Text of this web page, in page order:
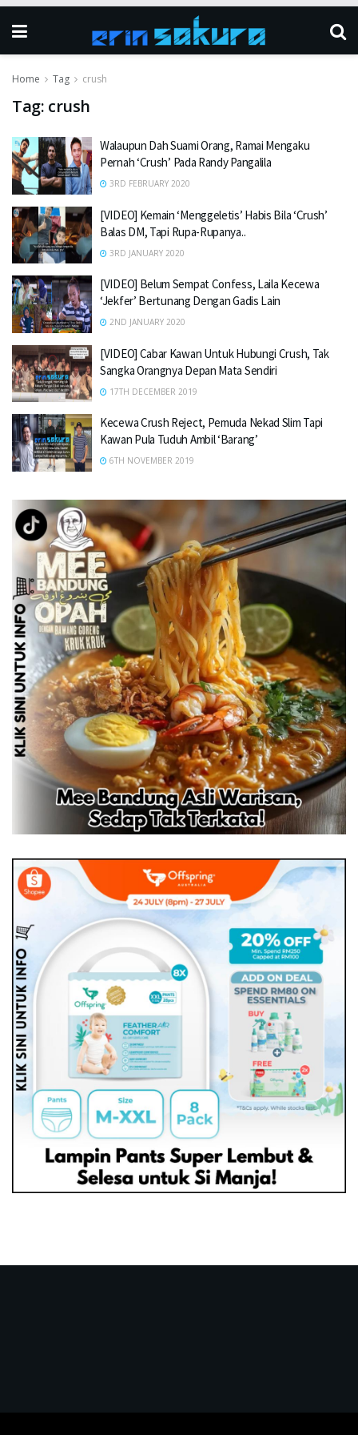
Home Tag crush
Tag: crush
Walaupun Dah Suami Orang, Ramai Mengaku
Pernah ‘Crush’ Pada Randy Pangalila
3RD FEBRUARY 2020
[VIDEO] Kemain ‘Menggeletis’ Habis Bila ‘Crush’
Balas DM, Tapi Rupa-Rupanya..
3RD JANUARY 2020
[VIDEO] Belum Sempat Confess, Laila Kecewa
‘Jekfer’ Bertunang Dengan Gadis Lain
2ND JANUARY 2020
[VIDEO] Cabar Kawan Untuk Hubungi Crush, Tak
Sangka Orangnya Depan Mata Sendiri
17TH DECEMBER 2019
Kecewa Crush Reject, Pemuda Nekad Slim Tapi
Kawan Pula Tuduh Ambil ‘Barang’
6TH NOVEMBER 2019